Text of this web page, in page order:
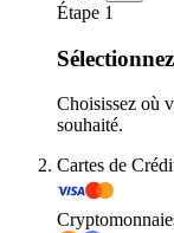
Étape 1
Choisissez où
souhaité.
Cartes de